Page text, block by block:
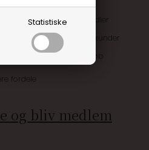
Statistiske
bonuskroner når du handler
tilbud kun til klubkunder
point allerede på næste køb
fordele
og bliv medlem